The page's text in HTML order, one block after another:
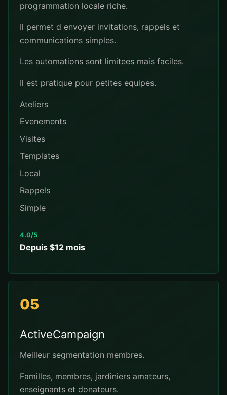
programmation locale riche.
Il permet d envoyer invitations, rappels et
communications simples.
Les automations sont limitees mais faciles.
Il est pratique pour petites equipes.
Ateliers
Evenements
Visites
Templates
Local
Rappels
Simple
4.0/5
Depuis $12 mois
05
ActiveCampaign
Meilleur segmentation membres.
Familles, membres, jardiniers amateurs,
enseignants et donateurs.